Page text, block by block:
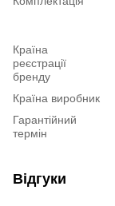
Країна
реєстрації
бренду
Країна виробник
Гарантійний
термін
Відгуки